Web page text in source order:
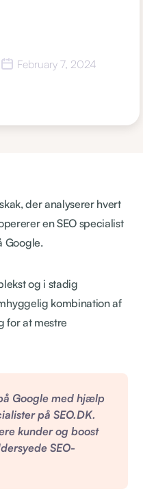
February 7, 2024
der analyserer hvert
en SEO specialist
Google.
og i stadig
kombination af
for at mestre
Google med hjælp
på SEO.DK.
kunder og boost
SEO-